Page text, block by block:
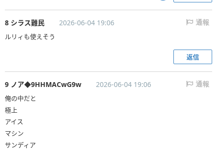
8 シラス難民 2026-06-04 19:06 通報
ルリィも使えそう
返信
9 ノア◆9HHMACwG9w 2026-06-04 19:06 通報
俺の中だと
極上
アイス
マシン
サンディア